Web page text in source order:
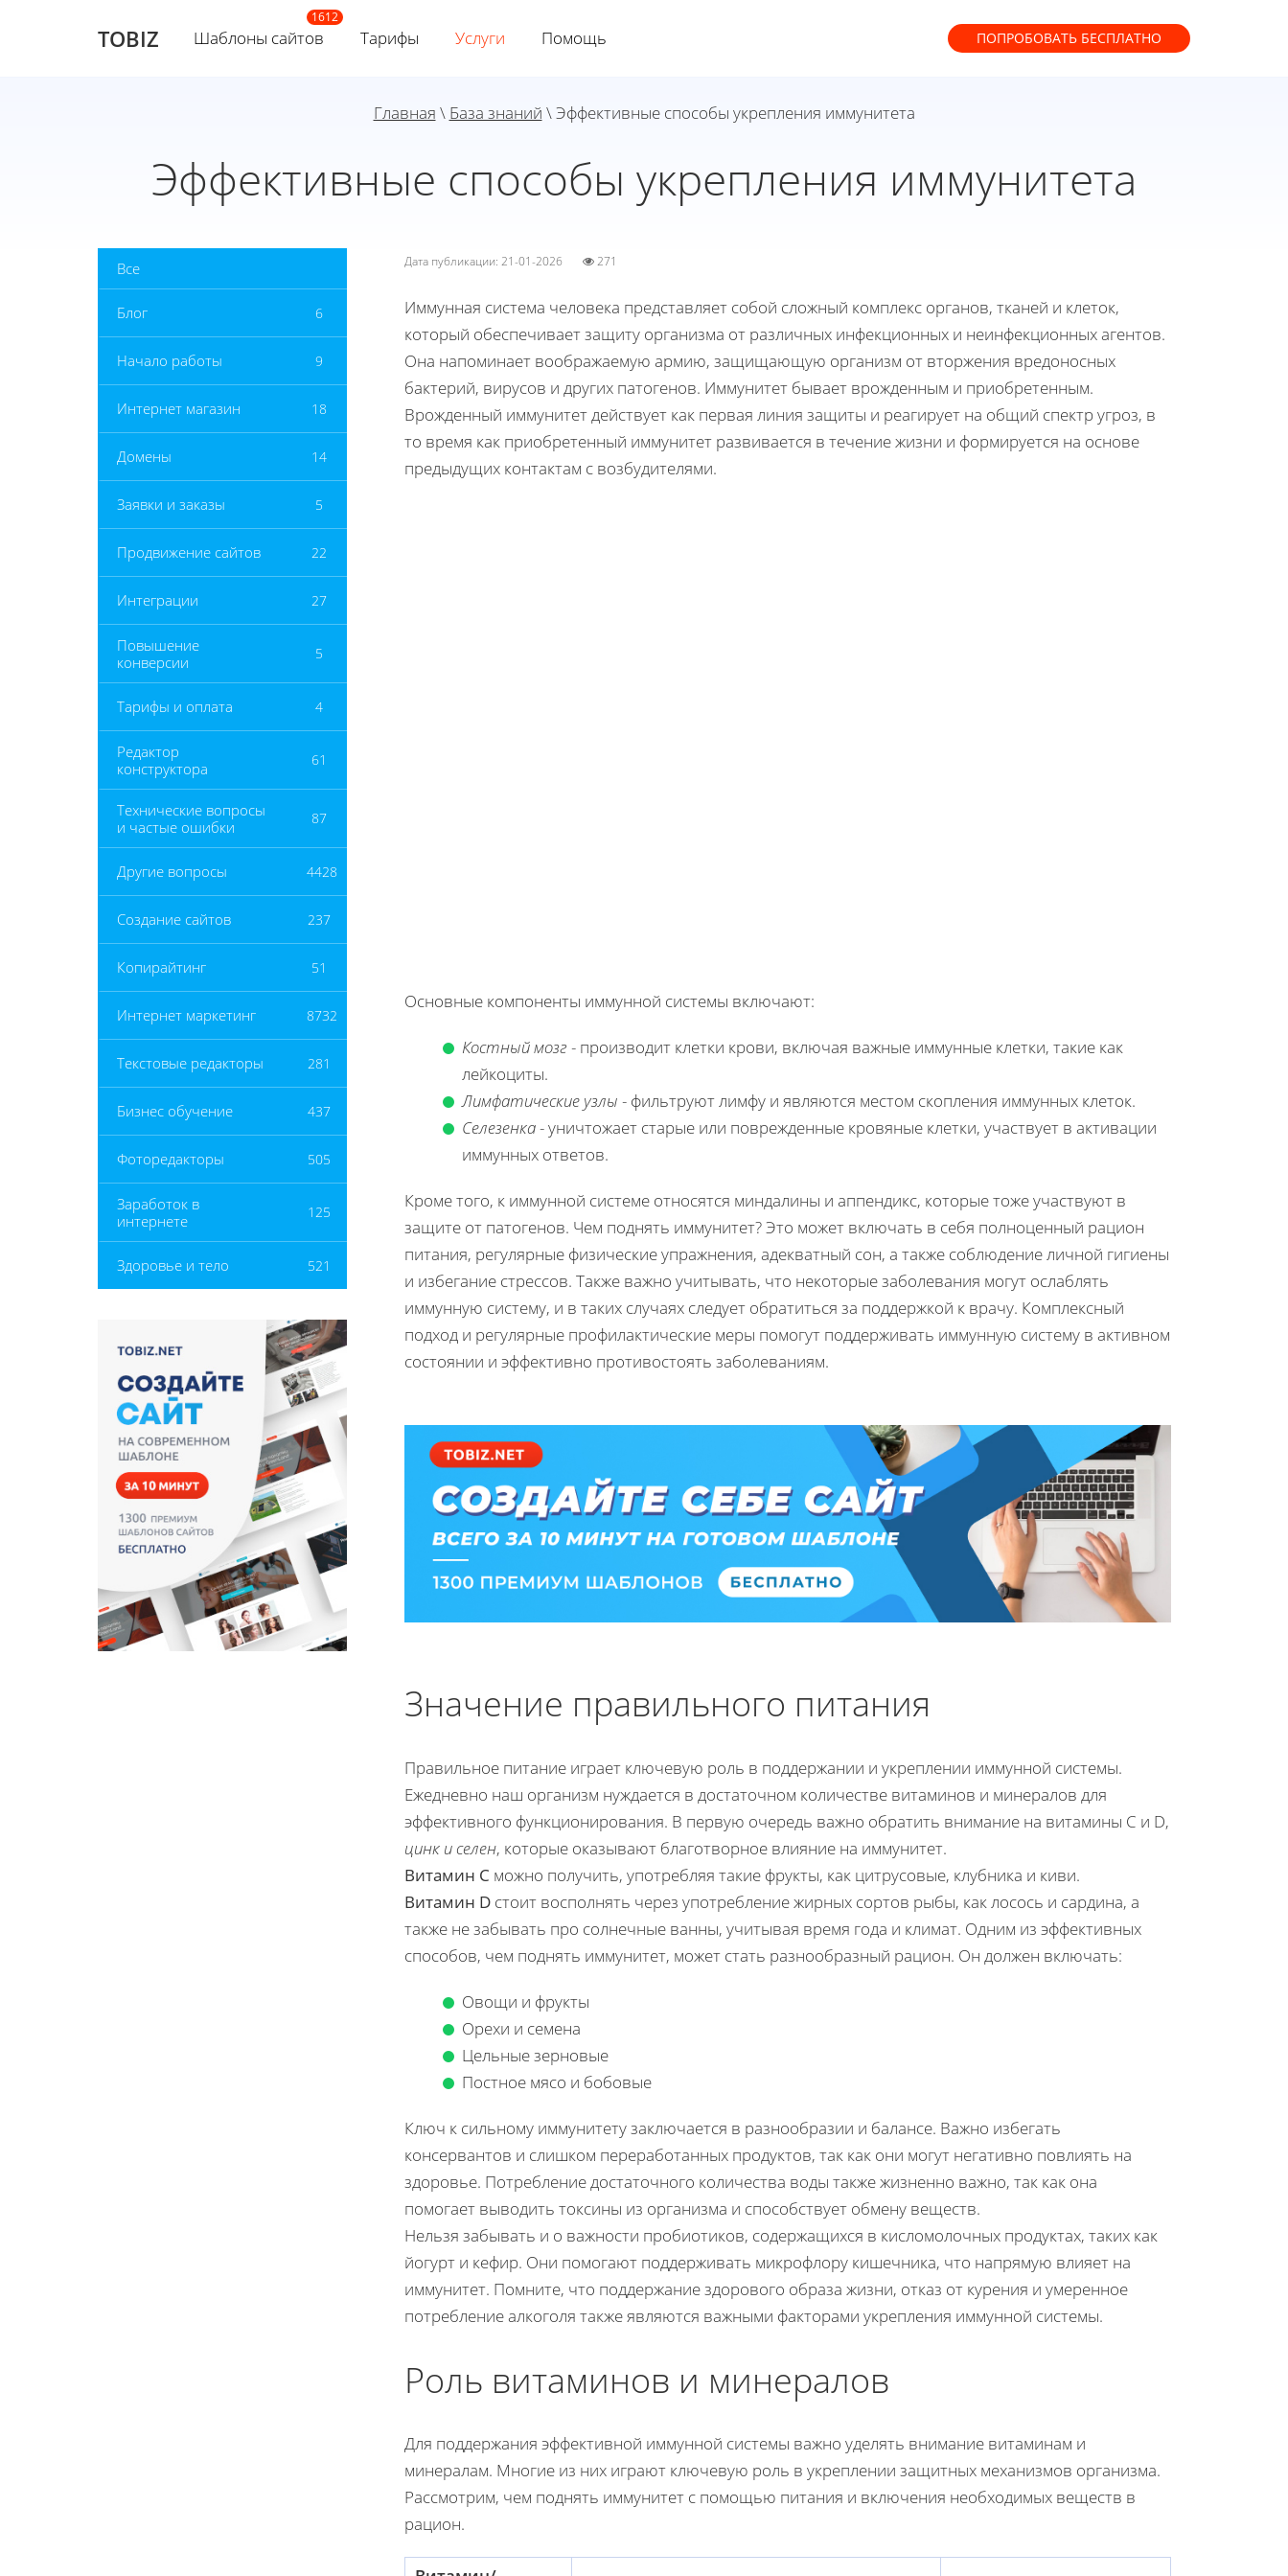
TOBIZ Шаблоны сайтов Тарифы Услуги Помощь ПОПРОБОВАТЬ БЕСПЛАТНО
Главная \ База знаний \ Эффективные способы укрепления иммунитета
Эффективные способы укрепления иммунитета
Все
Блог 6
Начало работы 9
Интернет магазин 18
Домены 14
Заявки и заказы 5
Продвижение сайтов 22
Интеграции 27
Повышение
конверсии
5
Тарифы и оплата 4
Редактор
конструктора
61
Технические вопросы
и частые ошибки
87
Другие вопросы 4428
Создание сайтов 237
Копирайтинг 51
Интернет маркетинг 8732
Текстовые редакторы 281
Бизнес обучение 437
Фоторедакторы 505
Заработок в
интернете
125
Здоровье и тело 521
Дата публикации: 21-01-2026 271
Иммунная система человека представляет собой сложный комплекс органов, тканей и клеток,
который обеспечивает защиту организма от различных инфекционных и неинфекционных агентов.
Она напоминает воображаемую армию, защищающую организм от вторжения вредоносных
бактерий, вирусов и других патогенов. Иммунитет бывает врожденным и приобретенным.
Врожденный иммунитет действует как первая линия защиты и реагирует на общий спектр угроз, в
то время как приобретенный иммунитет развивается в течение жизни и формируется на основе
предыдущих контактам с возбудителями.
Основные компоненты иммунной системы включают:
Костный мозг - производит клетки крови, включая важные иммунные клетки, такие как
лейкоциты.
Лимфатические узлы - фильтруют лимфу и являются местом скопления иммунных клеток.
Селезенка- уничтожает старые или поврежденные кровяные клетки, участвует в активации
иммунных ответов.
Кроме того, к иммунной системе относятся миндалины и аппендикс, которые тоже участвуют в
защите от патогенов. Чем поднять иммунитет? Это может включать в себя полноценный рацион
питания, регулярные физические упражнения, адекватный сон, а также соблюдение личной гигиены
и избегание стрессов. Также важно учитывать, что некоторые заболевания могут ослаблять
иммунную систему, и в таких случаях следует обратиться за поддержкой к врачу. Комплексный
подход и регулярные профилактические меры помогут поддерживать иммунную систему в активном
состоянии и эффективно противостоять заболеваниям.
Значение правильного питания
Правильное питание играет ключевую роль в поддержании и укреплении иммунной системы.
Ежедневно наш организм нуждается в достаточном количестве витаминов и минералов для
эффективного функционирования. В первую очередь важно обратить внимание на витамины С и D,
цинк и селен, которые оказывают благотворное влияние на иммунитет.
Витамин С можно получить, употребляя такие фрукты, как цитрусовые, клубника и киви.
Витамин D стоит восполнять через употребление жирных сортов рыбы, как лосось и сардина, а
также не забывать про солнечные ванны, учитывая время года и климат. Одним из эффективных
способов, чем поднять иммунитет, может стать разнообразный рацион. Он должен включать:
Овощи и фрукты
Орехи и семена
Цельные зерновые
Постное мясо и бобовые
Ключ к сильному иммунитету заключается в разнообразии и балансе. Важно избегать
консервантов и слишком переработанных продуктов, так как они могут негативно повлиять на
здоровье. Потребление достаточного количества воды также жизненно важно, так как она
помогает выводить токсины из организма и способствует обмену веществ.
Нельзя забывать и о важности пробиотиков, содержащихся в кисломолочных продуктах, таких как
йогурт и кефир. Они помогают поддерживать микрофлору кишечника, что напрямую влияет на
иммунитет. Помните, что поддержание здорового образа жизни, отказ от курения и умеренное
потребление алкоголя также являются важными факторами укрепления иммунной системы.
Роль витаминов и минералов
Для поддержания эффективной иммунной системы важно уделять внимание витаминам и
минералам. Многие из них играют ключевую роль в укреплении защитных механизмов организма.
Рассмотрим, чем поднять иммунитет с помощью питания и включения необходимых веществ в
рацион.